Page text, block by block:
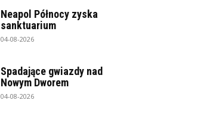
Neapol Północy zyska
sanktuarium
04-08-2026
Spadające gwiazdy nad
Nowym Dworem
04-08-2026